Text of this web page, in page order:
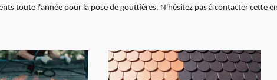
toute l'année pour la pose de gouttières. N'hésitez pas à contacter cette